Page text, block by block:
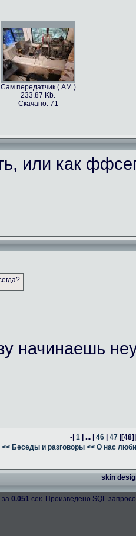
Сам передатчик ( АМ )
233.87 Kb.
Скачано: 71
или как
начинаешь
-| 1 | ... | 46 | 47 |[48]
<< Беседы и разговоры << О нас
skin
за 0.051 сек. Произведено SQL